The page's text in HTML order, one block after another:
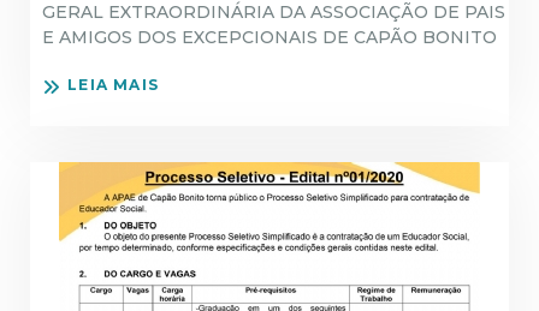
GERAL EXTRAORDINÁRIA DA ASSOCIAÇÃO DE PAIS
E AMIGOS DOS EXCEPCIONAIS DE CAPÃO BONITO
LEIA MAIS